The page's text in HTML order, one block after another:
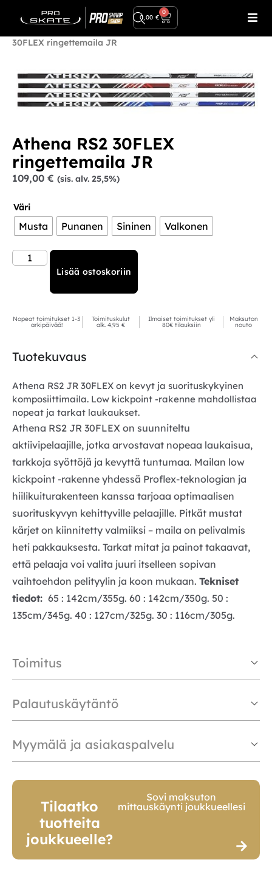
Ilmainen toimitus yli 80€ tilauksiin!
0,00 €
0
Ringette Ringettemailat ja tipit
30FLEX ringettemaila JR
Athena RS2 30FLEX
ringettemaila JR
109,00 € (sis. alv. 25,5%)
Väri
Musta Punanen Sininen Valkonen
Lisää ostoskoriin
Nopeat toimitukset 1-3
arkipäivää!
Toimituskulut
alk. 4,95 €
Ilmaiset toimitukset yli
80€ tilauksiin
Maksuton
nouto
Tuotekuvaus
Athena RS2 JR 30FLEX on kevyt ja suorituskykyinen
komposiittimaila. Low kickpoint -rakenne mahdollistaa
nopeat ja tarkat laukaukset.
Athena RS2 JR 30FLEX on suunniteltu
aktiivipelaajille, jotka arvostavat nopeaa laukaisua,
tarkkoja syöttöjä ja kevyttä tuntumaa. Mailan low
kickpoint -rakenne yhdessä Proflex-teknologian ja
hiilikuiturakenteen kanssa tarjoaa optimaalisen
suorituskyvyn kehittyville pelaajille. Pitkät mustat
kärjet on kiinnitetty valmiiksi – maila on pelivalmis
heti pakkauksesta. Tarkat mitat ja painot takaavat,
että pelaaja voi valita juuri itselleen sopivan
vaihtoehdon pelityylin ja koon mukaan. Tekniset
tiedot: 65 : 142cm/355g. 60 : 142cm/350g. 50 :
135cm/345g. 40 : 127cm/325g. 30 : 116cm/305g.
Toimitus
Palautuskäytäntö
Myymälä ja asiakaspalvelu
Tilaatko
tuotteita
joukkueelle?
Sovi maksuton
mittauskäynti joukkueellesi